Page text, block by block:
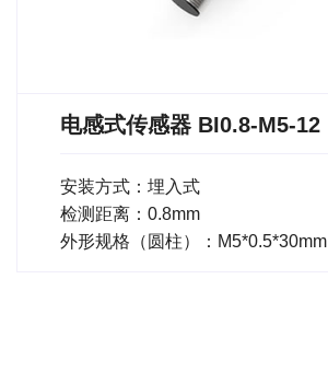
电感式传感器 BI0.8-M5-12
安装方式：埋入式
检测距离：0.8mm
外形规格（圆柱）：M5*0.5*30mm